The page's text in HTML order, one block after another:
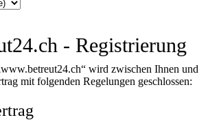
- Registrierung
wird zwischen Ihnen und
mit folgenden Regelungen geschlossen: